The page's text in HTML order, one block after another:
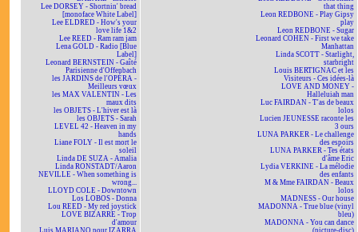
Lee DORSEY - Shortnin' bread
[monoface White Label]
Lee ELDRED - How's your
love life 1&2
Lee REED - Ram ram jam
Lena GOLD - Radio [Blue
Label]
Leonard BERNSTEIN - Gaîté
Parisienne d'Offenbach
les JARDINS de l'OPÉRA -
Meilleurs vœux
les MAX VALENTIN - Les
maux dits
les OBJETS - L'hiver est là
les OBJETS - Sarah
LEVEL 42 - Heaven in my
hands
Liane FOLY - Il est mort le
soleil
Linda DE SUZA - Amalia
Linda RONSTADT/Aaron
NEVILLE - When something is
wrong...
LLOYD COLE - Downtown
Los LOBOS - Donna
Lou REED - My red joystick
LOVE BIZARRE - Trop
d'amour
Luis MARIANO pour IZARRA
that thing
Leon REDBONE - Play Gipsy
play
Leon REDBONE - Sugar
Leonard COHEN - First we take
Manhattan
Linda SCOTT - Starlight,
starbright
Louis BERTIGNAC et les
Visiteurs - Ces idées-là
LOVE AND MONEY -
Halleluiah man
Luc FAIRDAN - T'as de beaux
lolos
Lucien JEUNESSE raconte les
3 ours
LUNA PARKER - Le challenge
des espoirs
LUNA PARKER - Tes états
d'âme Eric
Lydia VERKINE - La mélodie
des enfants
M & Mme FAIRDAN - Beaux
lolos
MADNESS - Our house
MADONNA - True blue (vinyl
bleu)
MADONNA - You can dance
(picture-disc)